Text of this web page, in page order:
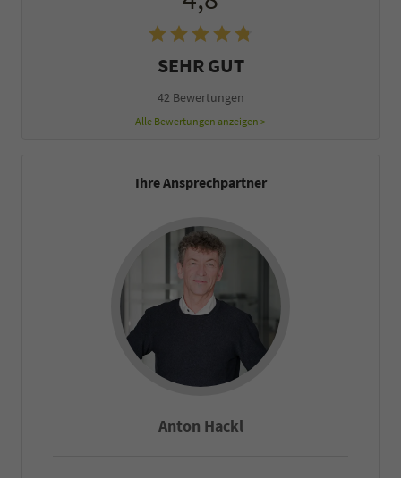
SEHR GUT
42 Bewertungen
Alle Bewertungen anzeigen >
Ihre Ansprechpartner
Anton Hackl